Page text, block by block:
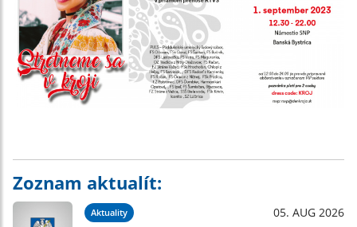
Zoznam aktualít:
Aktuality 05. AUG 2026